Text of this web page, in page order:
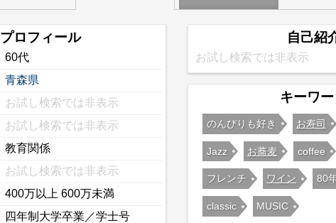
プロフィール
60代
青森県
お試し検索では非表示
お試し検索では非表示
教育関係
お試し検索では非表示
400万以上 600万未満
四年制大学卒業／学士号
自己紹
お試し検索では非表示
キーワ
のんびりも好き お寿司
Jazz お蕎麦 coffee
フレンチ ワイン 80
classic MUSIC